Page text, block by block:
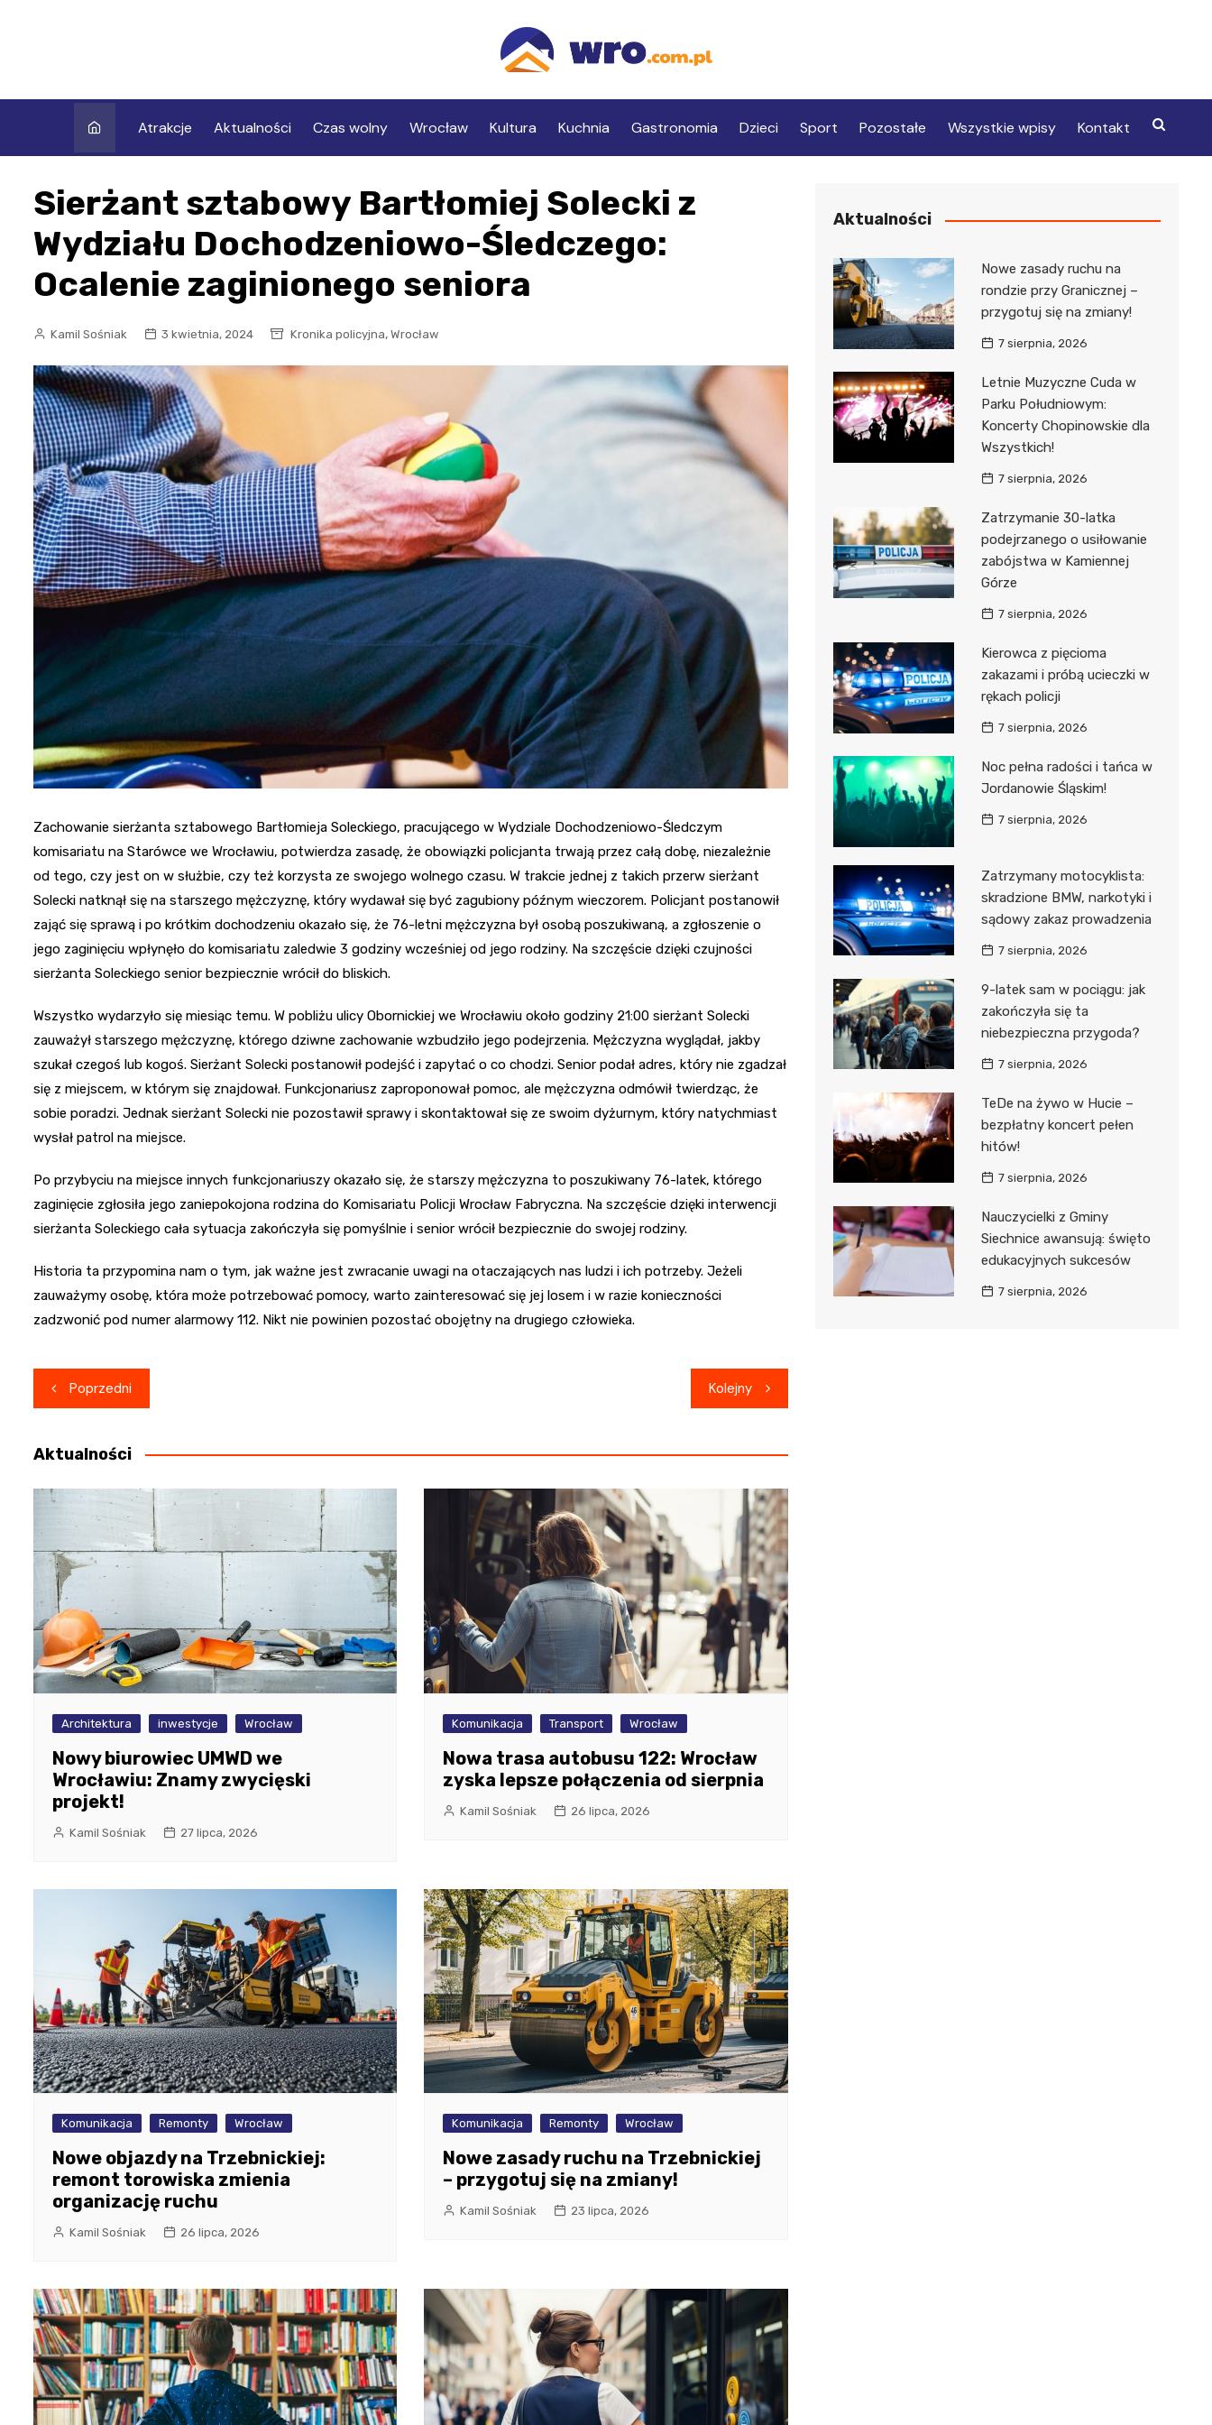
Atrakcje Aktualności Czas wolny Wrocław Kultura Kuchnia Gastronomia Dzieci Sport Pozostałe Wszystkie wpisy Kontakt
Sierżant sztabowy Bartłomiej Solecki z
Wydziału Dochodzeniowo-Śledczego:
Ocalenie zaginionego seniora
Kamil Sośniak 3 kwietnia, 2024 Kronika policyjna, Wrocław
Zachowanie sierżanta sztabowego Bartłomieja Soleckiego, pracującego w Wydziale Dochodzeniowo-Śledczym
komisariatu na Starówce we Wrocławiu, potwierdza zasadę, że obowiązki policjanta trwają przez całą dobę, niezależnie
od tego, czy jest on w służbie, czy też korzysta ze swojego wolnego czasu. W trakcie jednej z takich przerw sierżant
Solecki natknął się na starszego mężczyznę, który wydawał się być zagubiony późnym wieczorem. Policjant postanowił
zająć się sprawą i po krótkim dochodzeniu okazało się, że 76-letni mężczyzna był osobą poszukiwaną, a zgłoszenie o
jego zaginięciu wpłynęło do komisariatu zaledwie 3 godziny wcześniej od jego rodziny. Na szczęście dzięki czujności
sierżanta Soleckiego senior bezpiecznie wrócił do bliskich.
Wszystko wydarzyło się miesiąc temu. W pobliżu ulicy Obornickiej we Wrocławiu około godziny 21:00 sierżant Solecki
zauważył starszego mężczyznę, którego dziwne zachowanie wzbudziło jego podejrzenia. Mężczyzna wyglądał, jakby
szukał czegoś lub kogoś. Sierżant Solecki postanowił podejść i zapytać o co chodzi. Senior podał adres, który nie zgadzał
się z miejscem, w którym się znajdował. Funkcjonariusz zaproponował pomoc, ale mężczyzna odmówił twierdząc, że
sobie poradzi. Jednak sierżant Solecki nie pozostawił sprawy i skontaktował się ze swoim dyżurnym, który natychmiast
wysłał patrol na miejsce.
Po przybyciu na miejsce innych funkcjonariuszy okazało się, że starszy mężczyzna to poszukiwany 76-latek, którego
zaginięcie zgłosiła jego zaniepokojona rodzina do Komisariatu Policji Wrocław Fabryczna. Na szczęście dzięki interwencji
sierżanta Soleckiego cała sytuacja zakończyła się pomyślnie i senior wrócił bezpiecznie do swojej rodziny.
Historia ta przypomina nam o tym, jak ważne jest zwracanie uwagi na otaczających nas ludzi i ich potrzeby. Jeżeli
zauważymy osobę, która może potrzebować pomocy, warto zainteresować się jej losem i w razie konieczności
zadzwonić pod numer alarmowy 112. Nikt nie powinien pozostać obojętny na drugiego człowieka.
Nawigacja
wpisu
Poprzedni Kolejny
Aktualności
Architektura inwestycje Wrocław
Nowy biurowiec UMWD we
Wrocławiu: Znamy zwycięski
projekt!
Kamil Sośniak 27 lipca, 2026
Komunikacja Transport Wrocław
Nowa trasa autobusu 122: Wrocław
zyska lepsze połączenia od sierpnia
Kamil Sośniak 26 lipca, 2026
Komunikacja Remonty Wrocław
Nowe objazdy na Trzebnickiej:
remont torowiska zmienia
organizację ruchu
Kamil Sośniak 26 lipca, 2026
Komunikacja Remonty Wrocław
Nowe zasady ruchu na Trzebnickiej
– przygotuj się na zmiany!
Kamil Sośniak 23 lipca, 2026
Aktualności
Nowe zasady ruchu na
rondzie przy Granicznej –
przygotuj się na zmiany!
7 sierpnia, 2026
Letnie Muzyczne Cuda w
Parku Południowym:
Koncerty Chopinowskie dla
Wszystkich!
7 sierpnia, 2026
Zatrzymanie 30-latka
podejrzanego o usiłowanie
zabójstwa w Kamiennej
Górze
7 sierpnia, 2026
Kierowca z pięcioma
zakazami i próbą ucieczki w
rękach policji
7 sierpnia, 2026
Noc pełna radości i tańca w
Jordanowie Śląskim!
7 sierpnia, 2026
Zatrzymany motocyklista:
skradzione BMW, narkotyki i
sądowy zakaz prowadzenia
7 sierpnia, 2026
9-latek sam w pociągu: jak
zakończyła się ta
niebezpieczna przygoda?
7 sierpnia, 2026
TeDe na żywo w Hucie –
bezpłatny koncert pełen
hitów!
7 sierpnia, 2026
Nauczycielki z Gminy
Siechnice awansują: święto
edukacyjnych sukcesów
7 sierpnia, 2026